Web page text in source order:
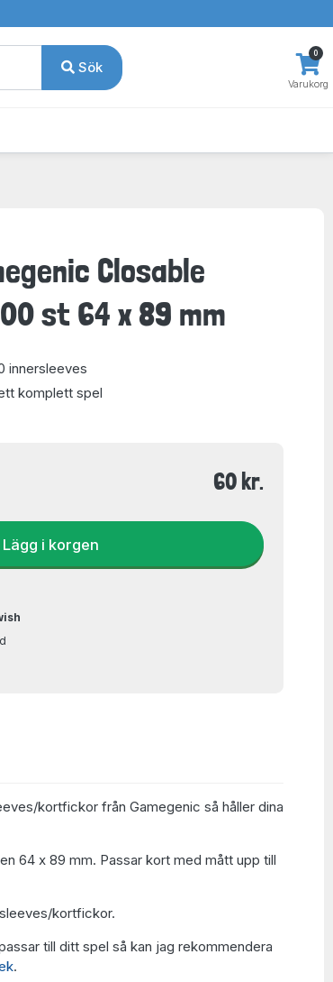
Sök
Varukorg
0
Closable
st 64 x 89 mm
innersleeves
komplett spel
60 kr.
Lägg i korgen
kortfickor från Gamegenic så håller dina
64 x 89 mm. Passar kort med mått upp till
kortfickor.
till ditt spel så kan jag rekommendera
.